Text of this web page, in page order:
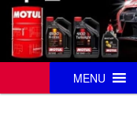
MENU